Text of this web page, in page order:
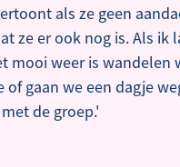
als ze geen
ze er ook nog is. Als ik
mooi weer is wandelen
of gaan we een dagje
de groep.'